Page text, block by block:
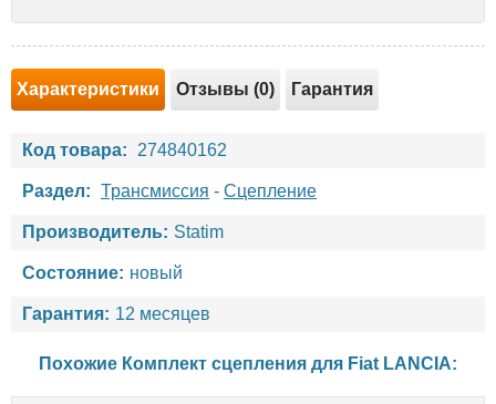
Характеристики Отзывы (0) Гарантия
Код товара: 274840162
Раздел: Трансмиссия - Сцепление
Производитель: Statim
Состояние: новый
Гарантия: 12 месяцев
Похожие Комплект сцепления для Fiat LANCIA: